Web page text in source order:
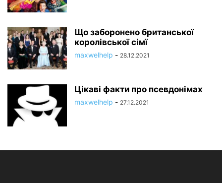
Що заборонено британської
королівської сімї
maxwelhelp - 28.12.2021
Цікаві факти про псевдонімах
maxwelhelp - 27.12.2021